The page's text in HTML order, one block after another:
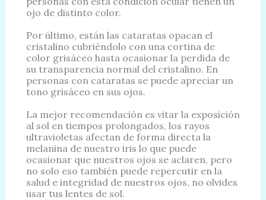
ojo de distinto color.
Por último, están las cataratas opacan el
cristalino cubriéndolo con una cortina de
color grisáceo hasta ocasionar la perdida de
su transparencia normal del cristalino. En
personas con cataratas se puede apreciar un
tono grisáceo en sus ojos.
La mejor recomendación es vitar la exposición
al sol en tiempos prolongados, los rayos
ultravioletas afectan de forma directa la
melanina de nuestro iris lo que puede
ocasionar que nuestros ojos se aclaren, pero
no solo eso también puede repercutir en la
salud e integridad de nuestros ojos, no olvides
usar tus lentes de sol.